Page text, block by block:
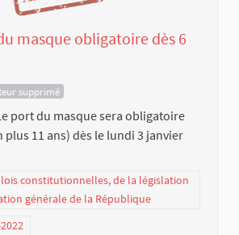
masque obligatoire dès 6
supprimé
port du masque sera obligatoire
plus 11 ans) dès le lundi 3 janvier
constitutionnelles, de la législation
générale de la République